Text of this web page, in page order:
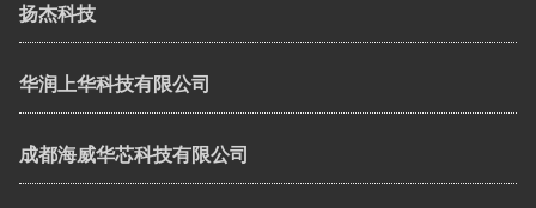
扬杰科技
华润上华科技有限公司
成都海威华芯科技有限公司